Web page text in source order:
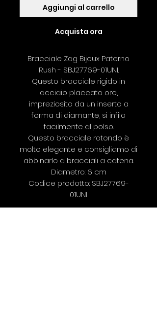
Aggiungi al carrello
Acquista ora
Bracciale Zag Bijoux Paterno
Rush - SBJ27769-01UNI.
Questo bracciale rigido in
acciaio placcato oro,
impreziosito da un inserto a
forma di diamante, si infila
facilmente al polso.
Questo bracciale rotondo è
molto elegante e consigliamo di
abbinarlo a bracciali a catena.
Diametro: 6 cm
Codice prodotto: SBJ27769-
01UNI